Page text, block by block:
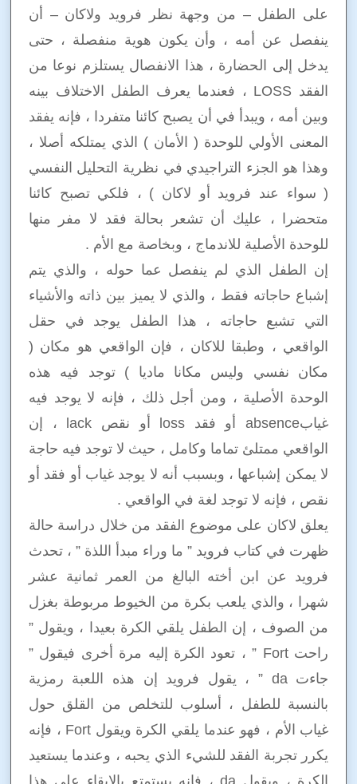
على الطفل – من وجهة نظر فرويد ولاكان – أن
ينفصل عن أمه ، وأن يكون هوية منفصلة ، حتى
يدخل إلى الحضارة ، هذا الانفصال يستلزم نوعا من
الفقد LOSS ، فعندما يعرف الطفل الاختلاف بينه
وبين أمه ، ويبدأ في أن يصبح كائنا متفردا ، فإنه يفقد
المعنى الأولي للوحدة ( الأمان ) الذي يمتلكه أصلا ،
وهذا هو الجزء التراجيدي في نظرية التحليل النفسي
( سواء عند فرويد أو لاكان ) ، فلكي تصبح كائنا
متحضرا ، عليك أن تشعر بحالة فقد لا مفر منها
للوحدة الأصلية للاندماج ، وبخاصة مع الأم .
إن الطفل الذي لم ينفصل عما حوله ، والذي يتم
إشباع حاجاته فقط ، والذي لا يميز بين ذاته والأشياء
التي تشبع حاجاته ، هذا الطفل يوجد في حقل
الواقعي ، وطبقا للاكان ، فإن الواقعي هو مكان (
مكان نفسي وليس مكانا ماديا ) توجد فيه هذه
الوحدة الأصلية ، ومن أجل ذلك ، فإنه لا يوجد فيه
غيابabsence أو فقد loss أو نقص lack ، إن
الواقعي ممتلئ تماما وكامل ، حيث لا توجد فيه حاجة
لا يمكن إشباعها ، وبسبب أنه لا يوجد غياب أو فقد أو
نقص ، فإنه لا توجد لغة في الواقعي .
يعلق لاكان على موضوع الفقد من خلال دراسة حالة
ظهرت في كتاب فرويد ” ما وراء مبدأ اللذة ” ، تحدث
فرويد عن ابن أخته البالغ من العمر ثمانية عشر
شهرا ، والذي يلعب بكرة من الخيوط مربوطة بغزل
من الصوف ، إن الطفل يلقي الكرة بعيدا ، ويقول ”
راحت Fort ” ، تعود الكرة إليه مرة أخرى فيقول ”
جاءت da ” ، يقول فرويد إن هذه اللعبة رمزية
بالنسبة للطفل ، أسلوب للتخلص من القلق حول
غياب الأم ، فهو عندما يلقي الكرة ويقول Fort ، فإنه
يكرر تجربة الفقد للشيء الذي يحبه ، وعندما يستعيد